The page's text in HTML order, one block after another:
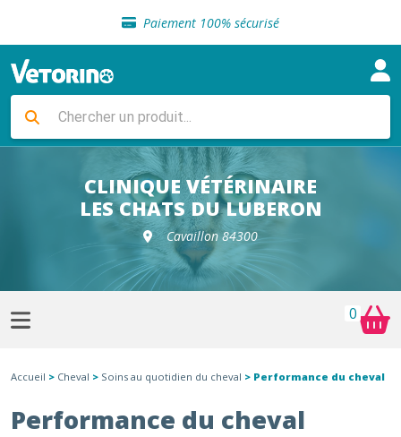
Paiement 100% sécurisé
Livraison gratuite en clinique vétérinaire
Sélection de croquettes vétérinaire
Livraison gratuite en clinique vétérinaire
Retour gratuit en clinique
Sélection de croquettes vétérinaire
CLINIQUE VÉTÉRINAIRE
LES CHATS DU LUBERON
Cavaillon 84300
0
Accueil > Cheval > Soins au quotidien du cheval > Performance du cheval
Performance du cheval